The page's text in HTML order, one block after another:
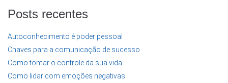
Posts recentes
Autoconhecimento é poder pessoal
Chaves para a comunicação de sucesso
Como tomar o controle da sua vida
Como lidar com emoções negativas